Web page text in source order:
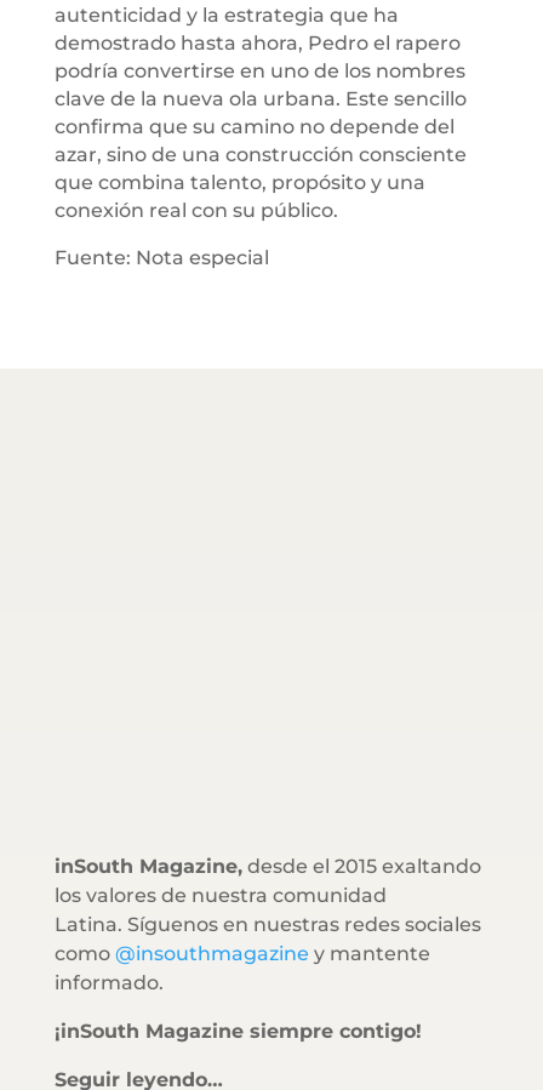
autenticidad y la estrategia que ha
demostrado hasta ahora, Pedro el rapero
podría convertirse en uno de los nombres
clave de la nueva ola urbana. Este sencillo
confirma que su camino no depende del
azar, sino de una construcción consciente
que combina talento, propósito y una
conexión real con su público.
Fuente: Nota especial
inSouth Magazine,desde el 2015 exaltando
los valores de nuestra comunidad
Latina. Síguenos en nuestras redes sociales
como @insouthmagazine y mantente
informado.
¡inSouth Magazine siempre contigo!
Seguir leyendo…